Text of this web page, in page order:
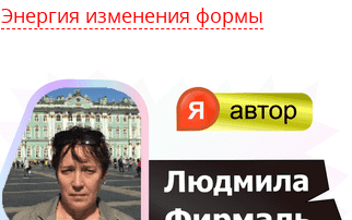
Энергия изменения формы